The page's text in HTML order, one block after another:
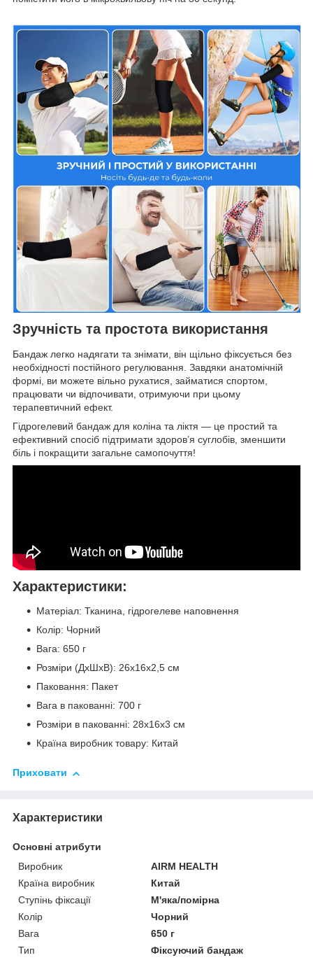
Зручність та простота використання
Бандаж легко надягати та знімати, він щільно фіксується без
необхідності постійного регулювання. Завдяки анатомічній
формі, ви можете вільно рухатися, займатися спортом,
працювати чи відпочивати, отримуючи при цьому
терапевтичний ефект.
Гідрогелевий бандаж для коліна та ліктя — це простий та
ефективний спосіб підтримати здоров’я суглобів, зменшити
біль і покращити загальне самопочуття!
Характеристики:
Матеріал: Тканина, гідрогелеве наповнення
Колір: Чорний
Вага: 650 г
Розміри (ДхШхВ): 26x16x2,5 см
Паковання: Пакет
Вага в пакованні: 700 г
Розміри в пакованні: 28x16x3 см
Країна виробник товару: Китай
Приховати
Характеристики
Основні атрибути
Виробник
AIRM HEALTH
Країна виробник
Китай
Ступінь фіксації
М'яка/помірна
Колір
Чорний
Вага
650 г
Тип
Фіксуючий бандаж